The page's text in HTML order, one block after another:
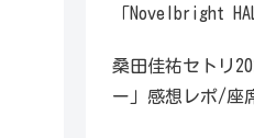
「Novelbright
桑田佳祐セトリ
ー」感想レポ/座